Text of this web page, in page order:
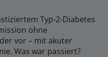
Typ-2-Diabetes
ohne
vor – mit akuter
Was war passiert?